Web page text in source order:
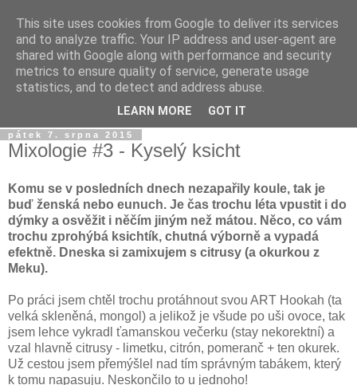
Dýmkařův koutek
Místo pro všechny, kteří se chtějí dozvědět něco o světě
vodních dýmek a trochu se pobavit!
pátek 7. srpna 2015
Mixologie #3 - Kyselý ksicht
Komu se v posledních dnech nezapařily koule, tak je
buď ženská nebo eunuch. Je čas trochu léta vpustit i do
dýmky a osvěžit i něčím jiným než mátou. Něco, co vám
trochu zprohýbá ksichtík, chutná výborně a vypadá
efektně. Dneska si zamixujem s citrusy (a okurkou z
Meku).
Po práci jsem chtěl trochu protáhnout svou ART Hookah (ta
velká skleněná, mongol) a jelikož je všude po uši ovoce, tak
jsem lehce vykradl ťamanskou večerku (stay nekorektní) a
vzal hlavně citrusy - limetku, citrón, pomeranč + ten okurek.
Už cestou jsem přemýšlel nad tím správným tabákem, který
k tomu napasuju. Neskončilo to u jednoho!
This site uses cookies from Google to deliver its services
and to analyze traffic. Your IP address and user-agent are
shared with Google along with performance and security
metrics to ensure quality of service, generate usage
statistics, and to detect and address abuse.
LEARN MORE GOT IT